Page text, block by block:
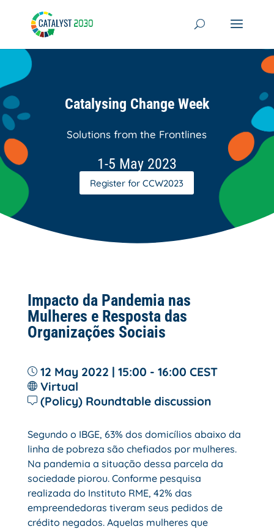
content
Catalysing Change Week
Solutions from the Frontlines
1-5 May 2023
Register for CCW2023
Impacto da Pandemia nas
Mulheres e Resposta das
Organizações Sociais
12 May 2022 | 15:00 - 16:00 CEST
Virtual
(Policy) Roundtable discussion
Segundo o IBGE, 63% dos domicílios abaixo da
linha de pobreza são chefiados por mulheres.
Na pandemia a situação dessa parcela da
sociedade piorou. Conforme pesquisa
realizada do Instituto RME, 42% das
empreendedoras tiveram seus pedidos de
crédito negados. Aquelas mulheres que